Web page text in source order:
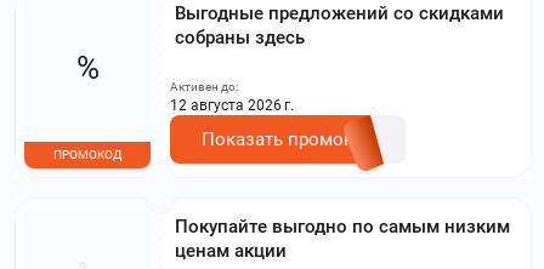
Выгодные предложений со скидками
собраны здесь
%
ПРОМОКОД
Активен до:
12 августа 2026 г.
Показать промокод
Покупайте выгодно по самым низким
ценам акции